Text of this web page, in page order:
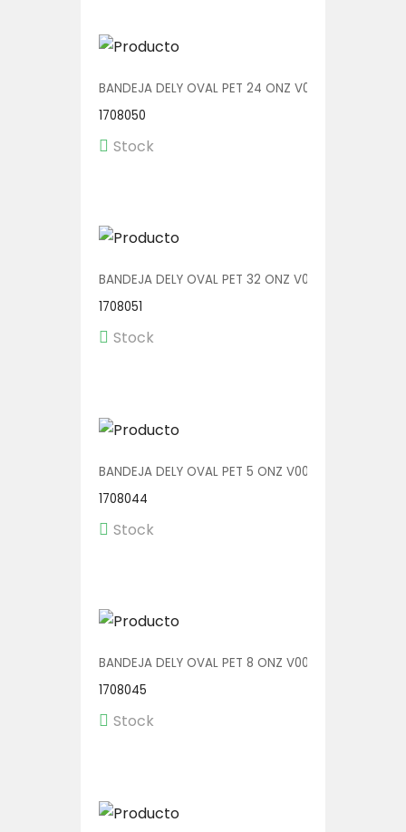
BANDEJA DELY OVAL PET 24 ONZ V00513/P 1/300
1708050
Stock
BANDEJA DELY OVAL PET 32 ONZ V00514/P 1/200
1708051
Stock
BANDEJA DELY OVAL PET 5 ONZ V00510/AP 1/600
1708044
Stock
BANDEJA DELY OVAL PET 8 ONZ V00510/P 1/600
1708045
Stock